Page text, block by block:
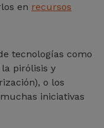
en recursos
tecnologías como
pirólisis y
o los
iniciativas